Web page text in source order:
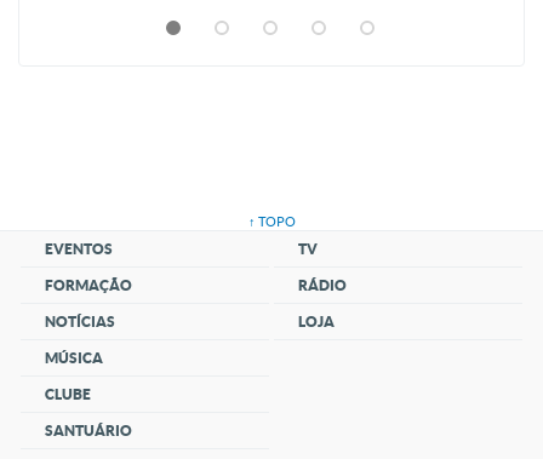
↑ TOPO
EVENTOS
FORMAÇÃO
NOTÍCIAS
MÚSICA
CLUBE
SANTUÁRIO
TV
RÁDIO
LOJA